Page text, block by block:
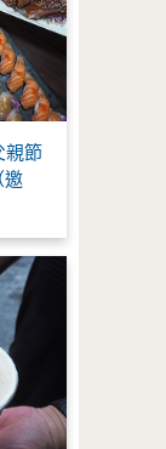
親節
邀